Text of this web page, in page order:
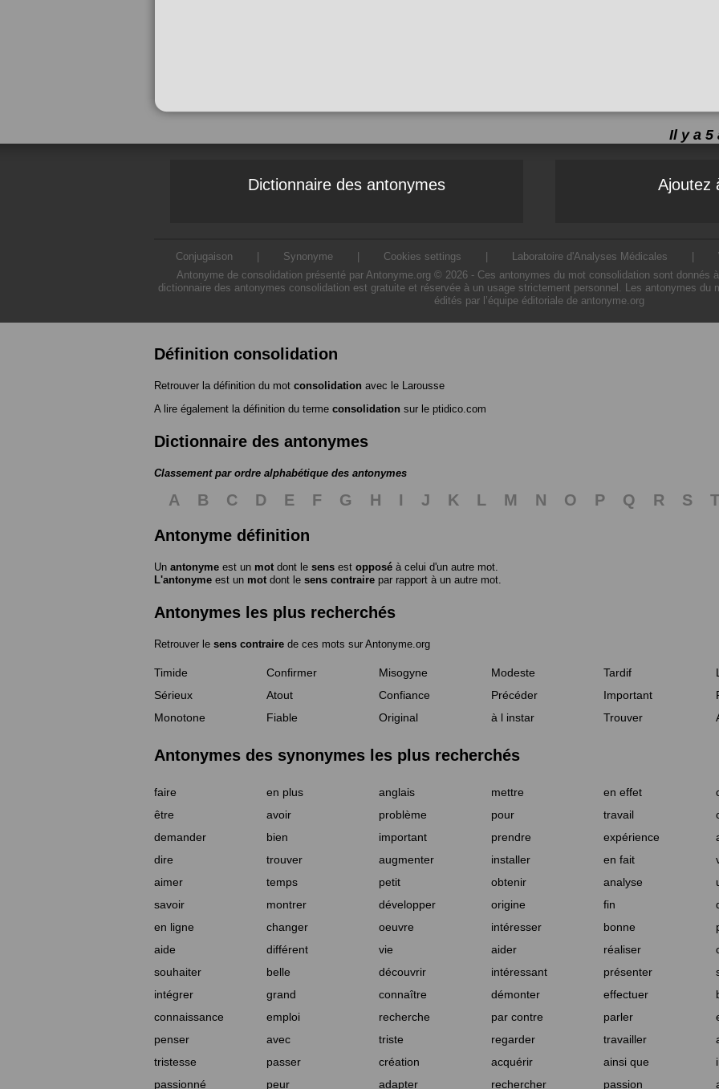
Il y a 5
Dictionnaire des antonymes Ajoutez
Conjugaison Synonyme Cookies settings Laboratoire d'Analyses Médicales
Antonyme de consolidation présenté par Antonyme.org © 2026 - Ces antonymes du mot consolidation sont donnés
dictionnaire des antonymes consolidation est gratuite et réservée à un usage strictement personnel. Les antonymes du
édités par l’équipe éditoriale de antonyme.org
Définition consolidation
Retrouver la définition du mot consolidation avec le Larousse
A lire également la définition du terme consolidation sur le ptidico.com
Dictionnaire des antonymes
Classement par ordre alphabétique des antonymes
A B C D E F G H I J K L M N O P Q R S T
Antonyme définition
Un antonyme est un mot dont le sens est opposé à celui d'un autre mot.
L'antonyme est un mot dont le sens contraire par rapport à un autre mot.
Antonymes les plus recherchés
Retrouver le sens contraire de ces mots sur Antonyme.org
Timide Confirmer Misogyne Modeste Tardif
Sérieux
Atout Confiance Précéder Important
Monotone
Fiable Original à l instar Trouver
Antonymes des synonymes les plus recherchés
faire en plus anglais mettre en effet
être
avoir problème pour travail
demander
bien important prendre expérience
dire
trouver augmenter installer en fait
aimer
temps petit obtenir analyse
savoir
montrer développer origine fin
en ligne
changer oeuvre intéresser bonne
aide
différent vie aider réaliser
souhaiter
belle découvrir intéressant présenter
intégrer
grand connaître démonter effectuer
connaissance
emploi recherche par contre parler
penser
avec triste regarder travailler
tristesse
passer création acquérir ainsi que
passionné
peur adapter rechercher passion